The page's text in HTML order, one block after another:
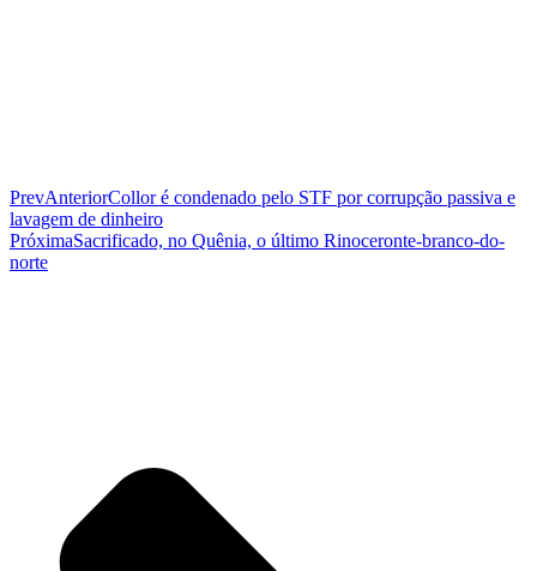
PrevAnteriorCollor é condenado pelo STF por corrupção passiva e
lavagem de dinheiro
PróximaSacrificado, no Quênia, o último Rinoceronte-branco-do-
norte